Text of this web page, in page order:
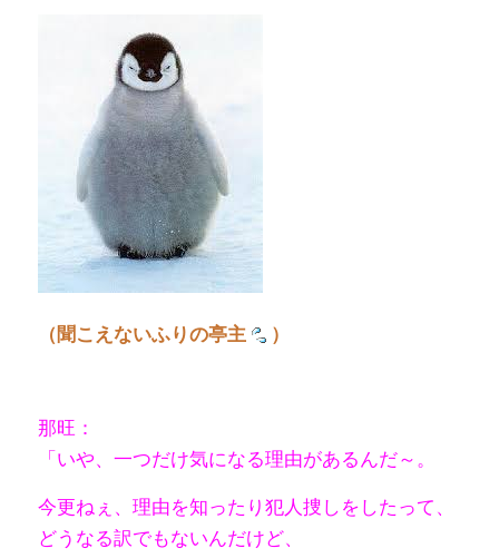
（聞こえないふりの亭主 ）
那旺：
「いや、一つだけ気になる理由があるんだ～。
今更ねぇ、理由を知ったり犯人捜しをしたって、
どうなる訳でもないんだけど、